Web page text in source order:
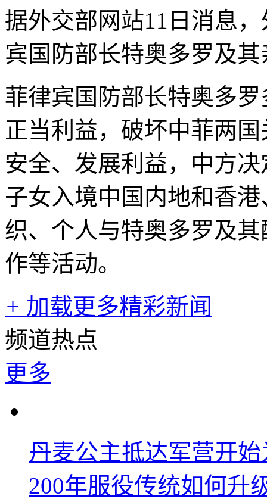
据外交部网站11日消息
宾国防部长特奥多罗及
菲律宾国防部长特奥多
正当利益，破坏中菲两
安全、发展利益，中方
子女入境中国内地和香
织、个人与特奥多罗及
作等活动。
+ 加载更多精彩新闻
频道热点
更多
丹麦公主抵达军营开
200年服役传统如何升